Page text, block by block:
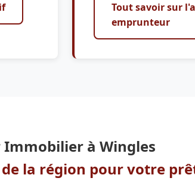
Tout savoir sur
emprunteur
à Wingles
de la région pour votre